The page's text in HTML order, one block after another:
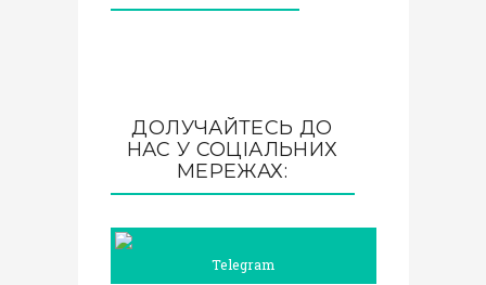
ДОЛУЧАЙТЕСЬ ДО
НАС У СОЦІАЛЬНИХ
МЕРЕЖАХ:
Telegram